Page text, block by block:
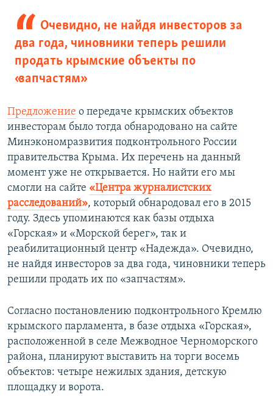
Очевидно, не найдя инвесторов за
два года, чиновники теперь решили
продать крымские объекты по
«запчастям»
Предложение о передаче крымских объектов
инвесторам было тогда обнародовано на сайте
Минэкономразвития подконтрольного России
правительства Крыма. Их перечень на данный
момент уже не открывается. Но найти его мы
смогли на сайте «Центра журналистских
расследований», который обнародовал его в 2015
году. Здесь упоминаются как базы отдыха
«Горская» и «Морской берег», так и
реабилитационный центр «Надежда». Очевидно,
не найдя инвесторов за два года, чиновники теперь
решили продать их по «запчастям».
Согласно постановлению подконтрольного Кремлю
крымского парламента, в базе отдыха «Горская»,
расположенной в селе Межводное Черноморского
района, планируют выставить на торги восемь
объектов: четыре нежилых здания, детскую
площадку и ворота.